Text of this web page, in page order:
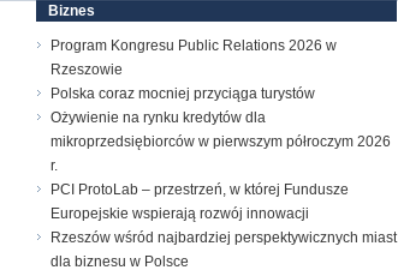
Biznes
Program Kongresu Public Relations 2026 w
Rzeszowie
Polska coraz mocniej przyciąga turystów
Ożywienie na rynku kredytów dla
mikroprzedsiębiorców w pierwszym półroczym 2026
r.
PCI ProtoLab – przestrzeń, w której Fundusze
Europejskie wspierają rozwój innowacji
Rzeszów wśród najbardziej perspektywicznych miast
dla biznesu w Polsce